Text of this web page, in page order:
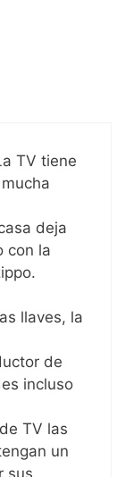
TV tiene
deja
con la
llaves, la
de
incluso
TV las
un
sus